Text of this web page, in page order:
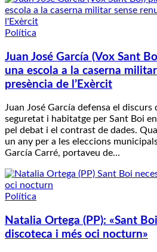
Política
Juan José García (Vox Sant
una escola a la caserna
presència de l’Exèrcit
Juan José García defensa el discurs
seguretat i habitatge per Sant Boi
pel debat i el contrast de dades.
un any per a les eleccions
García Carré, portaveu de…
Política
Natalia Ortega (PP): «Sant
discoteca i més oci nocturn»